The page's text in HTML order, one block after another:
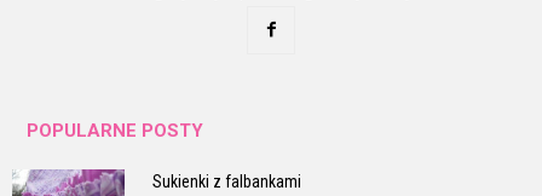
POPULARNE POSTY
Sukienki z falbankami